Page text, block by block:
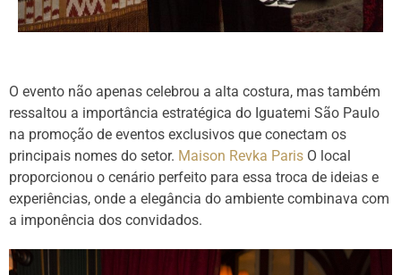
O evento não apenas celebrou a alta costura, mas também
ressaltou a importância estratégica do Iguatemi São Paulo
na promoção de eventos exclusivos que conectam os
principais nomes do setor. Maison Revka Paris O local
proporcionou o cenário perfeito para essa troca de ideias e
experiências, onde a elegância do ambiente combinava com
a imponência dos convidados.